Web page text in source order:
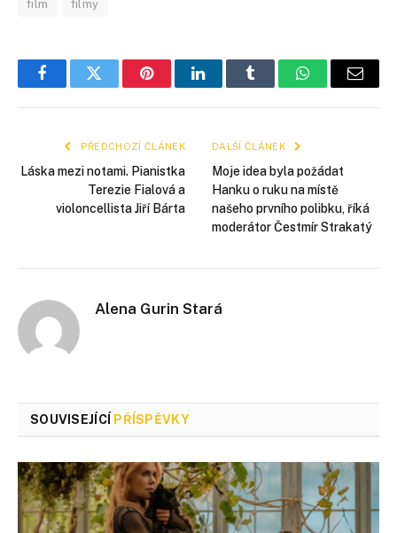
film filmy
FacebookTwitter PinterestLinkedInTumblr WhatsApp
E-
PŘEDCHOZÍ ČLÁNEK
Láska mezi notami. Pianistka
Terezie Fialová a
violoncellista Jiří Bárta
DALŠÍ ČLÁNEK
Moje idea byla požádat
Hanku o ruku na místě
našeho prvního polibku, říká
moderátor Čestmír Strakatý
Alena Gurin Stará
SOUVISEJÍCÍ PŘÍSPĚVKY